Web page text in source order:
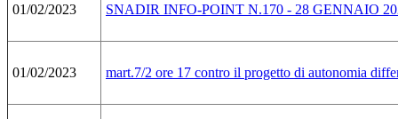
01/02/2023 SNADIR INFO-POINT N.170 - 28 GENNAIO
01/02/2023 mart.7/2 ore 17 contro il progetto di autonomia